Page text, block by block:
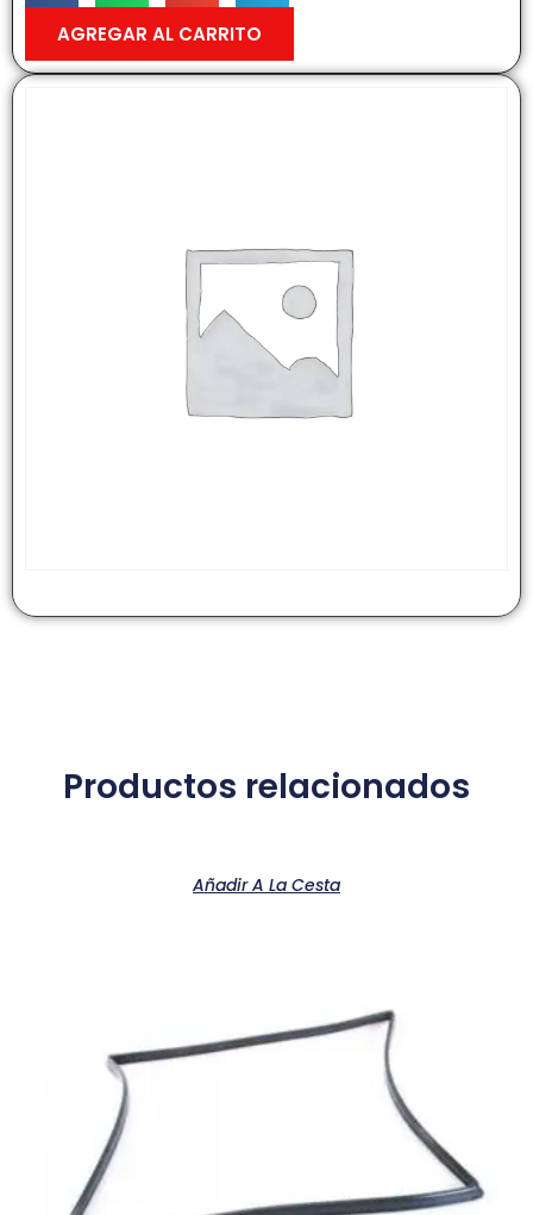
AGREGAR AL CARRITO
Productos relacionados
Añadir A La Cesta